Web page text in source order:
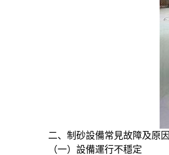
二、制砂設備常見故障及原因
（一）設備運行不穩定